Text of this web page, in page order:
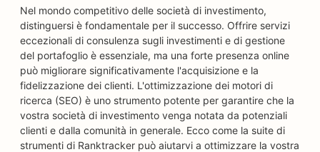
Nel mondo competitivo delle società di investimento,
distinguersi è fondamentale per il successo. Offrire servizi
eccezionali di consulenza sugli investimenti e di gestione
del portafoglio è essenziale, ma una forte presenza online
può migliorare significativamente l'acquisizione e la
fidelizzazione dei clienti. L'ottimizzazione dei motori di
ricerca (SEO) è uno strumento potente per garantire che la
vostra società di investimento venga notata da potenziali
clienti e dalla comunità in generale. Ecco come la suite di
strumenti di Ranktracker può aiutarvi a ottimizzare la vostra